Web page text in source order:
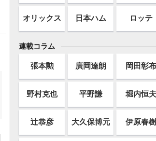
オリックス 日本ハム ロッテ
連載コラム
張本勲 廣岡達朗 岡田彰布
野村克也 平野謙 堀内恒夫
辻恭彦 大久保博元 伊原春樹